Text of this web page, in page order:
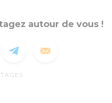
autour de vous !